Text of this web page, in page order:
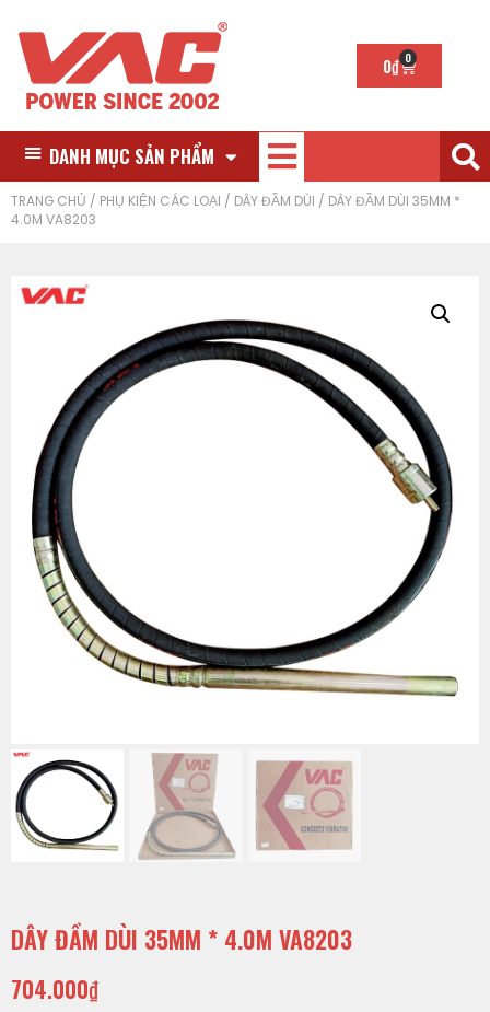
0₫ 0
DANH MỤC SẢN PHẨM
TRANG CHỦ / PHỤ KIỆN CÁC LOẠI / DÂY ĐẦM DÙI / DÂY ĐẦM DÙI 35MM *
4.0M VA8203
DÂY ĐẦM DÙI 35MM * 4.0M VA8203
704.000₫